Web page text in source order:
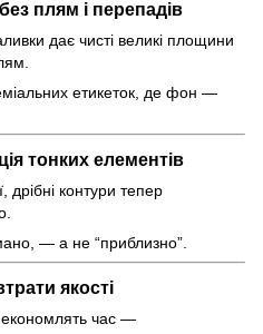
плям і перепадів
дає чисті великі площини
етикеток, де фон —
тонких елементів
дрібні контури тепер
— а не “приблизно”.
якості
економлять час —